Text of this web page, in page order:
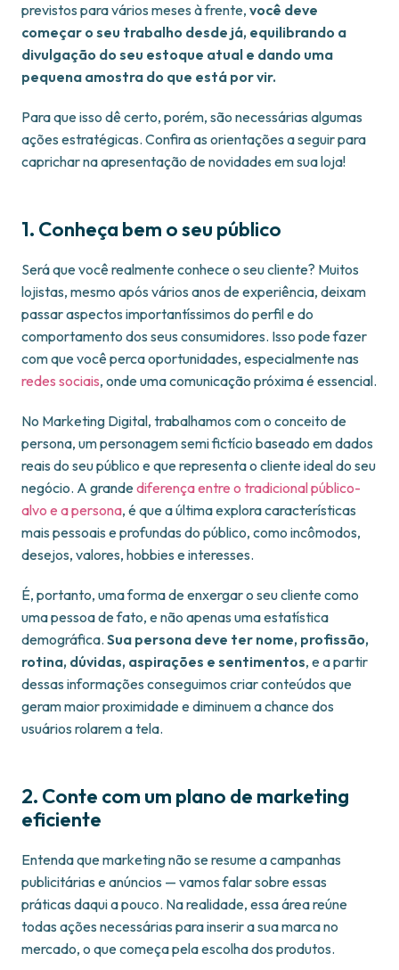
previstos para vários meses à frente, você deve
começar o seu trabalho desde já, equilibrando a
divulgação do seu estoque atual e dando uma
pequena amostra do que está por vir.
Para que isso dê certo, porém, são necessárias algumas
ações estratégicas. Confira as orientações a seguir para
caprichar na apresentação de novidades em sua loja!
1. Conheça bem o seu público
Será que você realmente conhece o seu cliente? Muitos
lojistas, mesmo após vários anos de experiência, deixam
passar aspectos importantíssimos do perfil e do
comportamento dos seus consumidores. Isso pode fazer
com que você perca oportunidades, especialmente nas
redes sociais, onde uma comunicação próxima é essencial.
No Marketing Digital, trabalhamos com o conceito de
persona, um personagem semi fictício baseado em dados
reais do seu público e que representa o cliente ideal do seu
negócio. A grandediferença entre o tradicional público-
alvo e a persona, é que a última explora características
mais pessoais e profundas do público, como incômodos,
desejos, valores, hobbies e interesses.
É, portanto, uma forma de enxergar o seu cliente como
uma pessoa de fato, e não apenas uma estatística
demográfica. Sua persona deve ter nome, profissão,
rotina, dúvidas, aspirações e sentimentos, e a partir
dessas informações conseguimos criar conteúdos que
geram maior proximidade e diminuem a chance dos
usuários rolarem a tela.
2. Conte com um plano de marketing
eficiente
Entenda que marketing não se resume a campanhas
publicitárias e anúncios — vamos falar sobre essas
práticas daqui a pouco. Na realidade, essa área reúne
todas ações necessárias para inserir a sua marca no
mercado, o que começa pela escolha dos produtos.